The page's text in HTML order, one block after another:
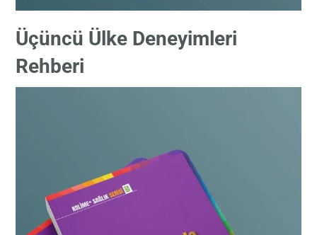
Üçüncü Ülke Deneyimleri
Rehberi